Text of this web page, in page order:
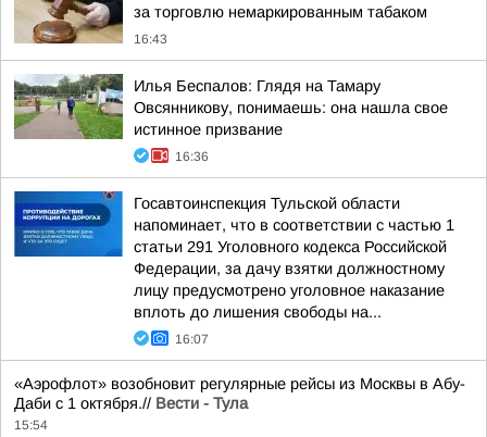
за торговлю немаркированным табаком
16:43
Илья Беспалов: Глядя на Тамару
Овсянникову, понимаешь: она нашла свое
истинное призвание
16:36
Госавтоинспекция Тульской области
напоминает, что в соответствии с частью 1
статьи 291 Уголовного кодекса Российской
Федерации, за дачу взятки должностному
лицу предусмотрено уголовное наказание
вплоть до лишения свободы на...
16:07
«Аэрофлот» возобновит регулярные рейсы из Москвы в Абу-
Даби с 1 октября.// Вести - Тула
15:54